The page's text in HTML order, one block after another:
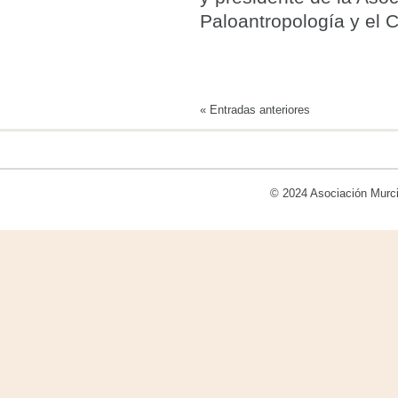
Paloantropología y el
« Entradas anteriores
© 2024 Asociación